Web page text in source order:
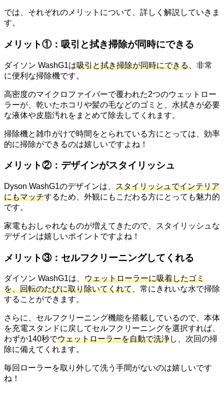
では、それぞれのメリットについて、詳しく解説していきま
す。
メリット①：吸引と拭き掃除が同時にできる
ダイソン WashG1は吸引と拭き掃除が同時にできる 、非常
に便利な掃除機です。
高密度のマイクロファイバーで覆われた2つのウェットロー
ラーが、乾いたホコリや髪の毛などのゴミと、水拭きが必要
な液体や皮脂汚れをまとめて除去してくれます。
掃除機と雑巾がけで時間をとられている方にとっては、効率
的に掃除ができるのは嬉しいですよね！
メリット②：デザインがスタイリッシュ
Dyson WashG1のデザインは、 スタイリッシュでインテリア
にもマッチするため、外観にもこだわる方にとっても魅力的
です。
家電もおしゃれなものが増えてきたので、スタイリッシュな
デザインは嬉しいポイントですよね！
メリット③：セルフクリーニングしてくれる
ダイソン WashG1は、 ウェットローラーに吸着したゴミ
を、回転のたびに取り除いてくれて、常にきれいな水で掃除
することができます。
さらに、セルフクリーニング機能を搭載しているので、本体
を充電スタンドに戻してセルフクリーニングを選択すれば、
わずか140秒でウェットローラーを自動で洗浄し、次回の掃
除に備えてくれます。
毎回ローラーを取り外して洗う手間がないのは嬉しいです
ね！